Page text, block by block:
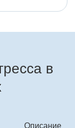
в
Описание